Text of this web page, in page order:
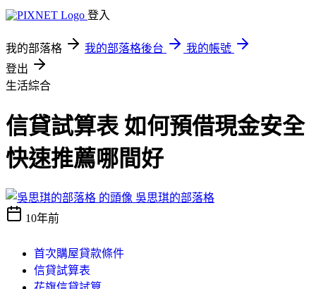
登入
我的部落格 我的部落格後台
我的帳號
登出
生活綜合
信貸試算表 如何預借現金安全
快速推薦哪間好
吳思琪的部落格
10年前
首次購屋貸款條件
信貸試算表